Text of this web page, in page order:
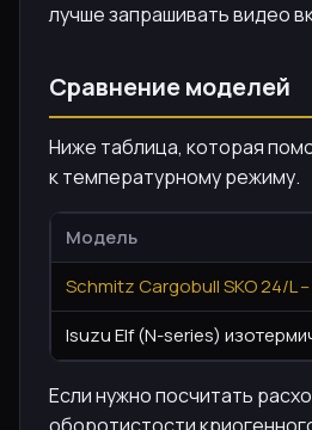
лучше запрашивать видео
Сравнение моделей
Ниже таблица, которая
к температурному режиму.
Модель
Schmitz Cargobull SKO 24/L –
Isuzu Elf (N-series)
Если нужно посчитать